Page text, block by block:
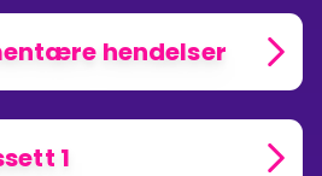
hendelser
1